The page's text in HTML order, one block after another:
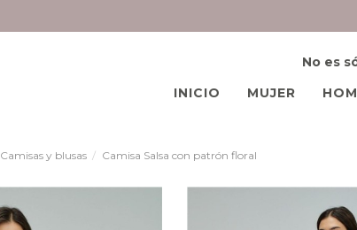
No es
INICIO
MUJER
Camisas y blusas Camisa Salsa con patrón floral